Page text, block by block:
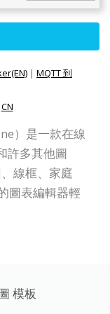
| MQTT 到
CN
）是一款在線
許多其他圖
線框、家庭
圖表編輯器輕
模板